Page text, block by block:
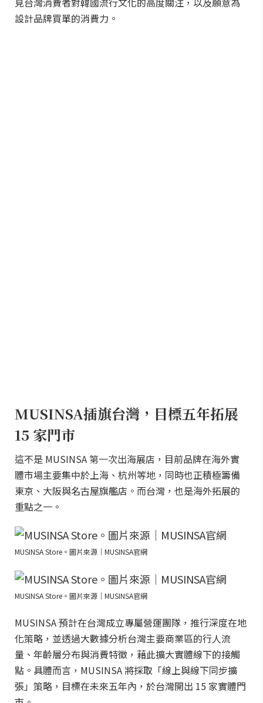
設計品牌買單的消費力。
MUSINSA插旗台灣，目標五年拓展
15 家門市
這不是 MUSINSA 第一次出海展店，目前品牌在海外實
體市場主要集中於上海、杭州等地，同時也正積極籌備
東京、大阪與名古屋旗艦店。而台灣，也是海外拓展的
重點之一。
MUSINSA Store。圖片來源｜MUSINSA官網
MUSINSA Store。圖片來源｜MUSINSA官網
MUSINSA 預計在台灣成立專屬營運團隊，推行深度在地
化策略，並透過大數據分析台灣主要商業區的行人流
量、年齡層分布與消費特徵，藉此擴大實體線下的接觸
點。具體而言，MUSINSA 將採取「線上與線下同步擴
張」策略，目標在未來五年內，於台灣開出 15 家實體門